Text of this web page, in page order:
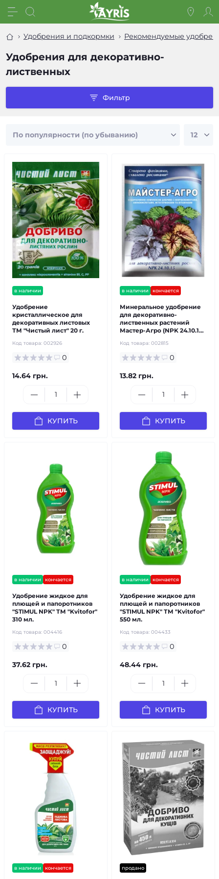
Удобрения и подкормки Рекомендуемые
Удобрения для декоративно-
лиственных
Фильтр
в наличии
Удобрение
кристаллическое для
декоративных листовых
ТМ "Чистый лист" 20 г.
Код товара: 002926
0
14.64 грн.
КУПИТЬ
в наличии кончается
Минеральное удобрение
для декоративно-
лиственных растений
Мастер-Агро (NPK 24.10.15)
Код товара: 002815
0
13.82 грн.
КУПИТЬ
в наличии кончается
Удобрение жидкое для
плющей и папоротников
"STIMUL NPK" ТМ "Kvitofor"
310 мл.
Код товара: 004416
0
37.62 грн.
КУПИТЬ
в наличии кончается
Удобрение жидкое для
плющей и папоротников
"STIMUL NPK" ТМ "Kvitofor"
550 мл.
Код товара: 004433
0
48.44 грн.
КУПИТЬ
в наличии кончается продано